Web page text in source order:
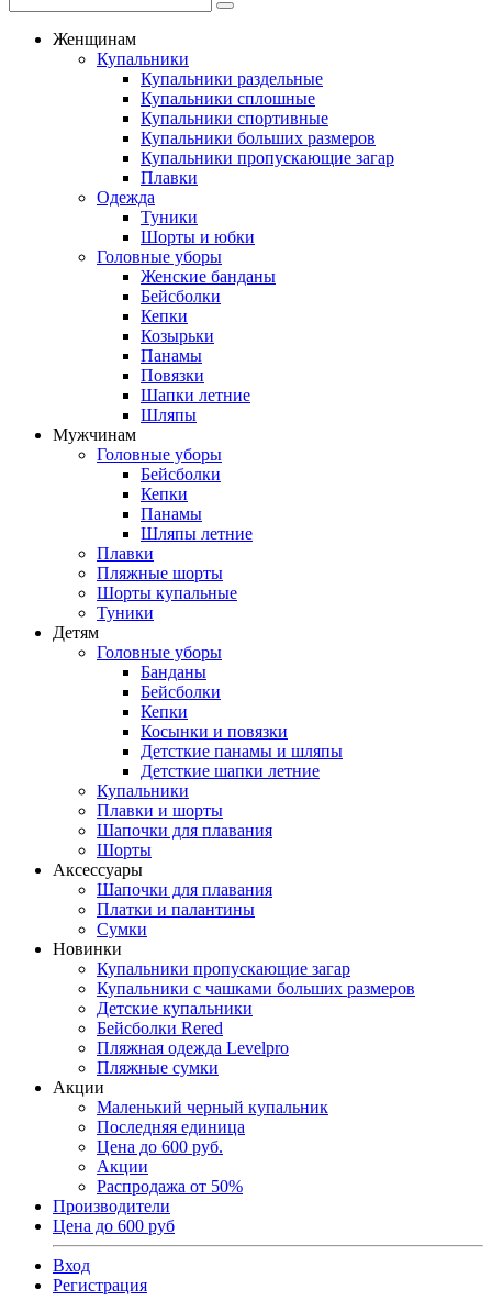
Женщинам
Купальники
Купальники раздельные
Купальники сплошные
Купальники спортивные
Купальники больших размеров
Купальники пропускающие загар
Плавки
Одежда
Туники
Шорты и юбки
Головные уборы
Женские банданы
Бейсболки
Кепки
Козырьки
Панамы
Повязки
Шапки летние
Шляпы
Мужчинам
Головные уборы
Бейсболки
Кепки
Панамы
Шляпы летние
Плавки
Пляжные шорты
Шорты купальные
Туники
Детям
Головные уборы
Банданы
Бейсболки
Кепки
Косынки и повязки
Детсткие панамы и шляпы
Детсткие шапки летние
Купальники
Плавки и шорты
Шапочки для плавания
Шорты
Аксессуары
Шапочки для плавания
Платки и палантины
Сумки
Новинки
Купальники пропускающие загар
Купальники с чашками больших размеров
Детские купальники
Бейсболки Rered
Пляжная одежда Levelpro
Пляжные сумки
Акции
Маленький черный купальник
Последняя единица
Цена до 600 руб.
Акции
Распродажа от 50%
Производители
Цена до 600 руб
Вход
Регистрация